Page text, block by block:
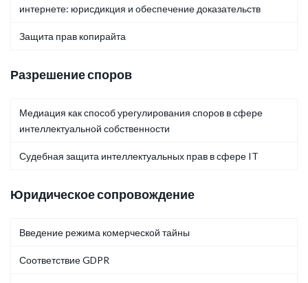
интернете: юрисдикция и обеспечение доказательств
Защита прав копирайта
Разрешение споров
Медиация как способ урегулирования споров в сфере
интеллектуальной собственности
Судебная защита интеллектуальных прав в сфере IT
Юридическое сопровождение
Введение режима комерческой тайны
Соответствие GDPR